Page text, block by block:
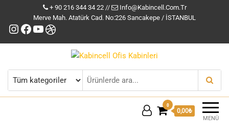
+ 90 216 344 34 22 //
Info@kabincell.com.tr
Merve Mah. Atatürk Cad. No:226 Sancakepe / İSTANBUL
Instagram
Facebook
YouTube
Dribbble
Kabincell Ofis Kabinleri
MENÜ
0
0,00₺